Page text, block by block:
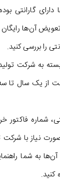
دارای گارانتی
آن‌ها
را بررسی کنید.
به شرکت
از یک سال تا
شماره
نیاز با شرکت
به شما
کنید.